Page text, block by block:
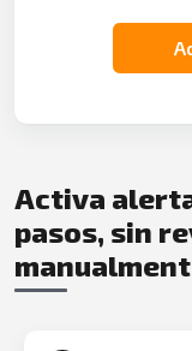
Activa
pasos, sin